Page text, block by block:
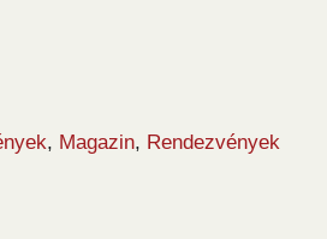
, Magazin, Rendezvények